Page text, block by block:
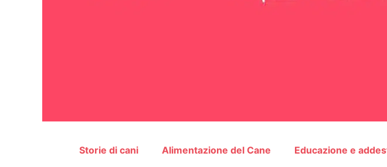
Storie di cani Alimentazione del Cane Educazione e